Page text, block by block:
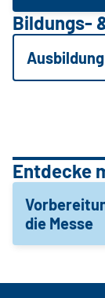
Bildungs-
Ausbildung
Entdecke
die Messe